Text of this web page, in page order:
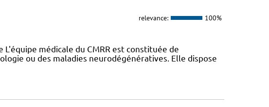
relevance: 100%
médicale du CMRR est constituée de
ou des maladies neurodégénératives. Elle dispose